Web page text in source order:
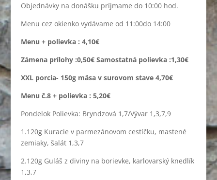
Objednávky na donášku príjmame do 10:00 hod.
Menu cez okienko vydávame od 11:00do 14:00
Menu + polievka : 4,10€
Zámena prílohy :0,50€ Samostatná polievka :1,30€
XXL porcia- 150g mäsa v surovom stave 4,70€
Menu č.8 + polievka : 5,20€
Pondelok Polievka: Bryndzová 1,7/Vývar 1,3,7,9
1.120g Kuracie v parmezánovom cestíčku, mastené
zemiaky, šalát 1,3,7
2.120g Guláš z diviny na borievke, karlovarský knedlík
1,3,7